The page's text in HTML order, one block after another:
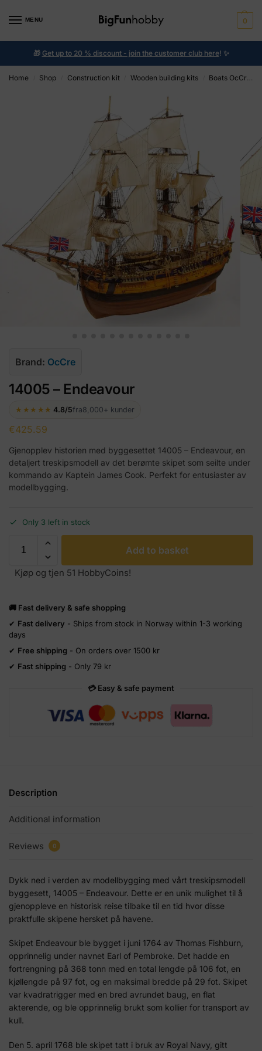
MENU 0
🎁 Get up to 20 % discount - join the customer club here! ✨
Home Shop Construction kit Wooden building kits Boats OcCre
Brand: OcCre
14005 – Endeavour
★★★★★ 4.8/5fra8,000+ kunder
€425.59
Gjenopplev historien med byggesettet 14005 – Endeavour, en
detaljert treskipsmodell av det berømte skipet som seilte under
kommando av Kaptein James Cook. Perfekt for entusiaster av
modellbygging.
Only 3 left in stock
Add to basket
Kjøp og tjen 51 HobbyCoins!
🚚 Fast delivery & safe shopping
✔ Fast delivery - Ships from stock in Norway within 1-3 working
days
✔ Free shipping - On orders over 1500 kr
✔ Fast shipping - Only 79 kr
💳 Easy & safe payment
Description
Additional information
Reviews 0
Dykk ned i verden av modellbygging med vårt treskipsmodell
byggesett, 14005 – Endeavour. Dette er en unik mulighet til å
gjenoppleve en historisk reise tilbake til en tid hvor disse
praktfulle skipene hersket på havene.
Skipet Endeavour ble bygget i juni 1764 av Thomas Fishburn,
opprinnelig under navnet Earl of Pembroke. Det hadde en
fortrengning på 368 tonn med en total lengde på 106 fot, en
kjøllengde på 97 fot, og en maksimal bredde på 29 fot. Skipet
var kvadratrigger med en bred avrundet baug, en flat
akterende, og ble opprinnelig brukt som kollier for transport av
kull.
Den 5. april 1768 ble skipet tatt i bruk av Royal Navy, gitt